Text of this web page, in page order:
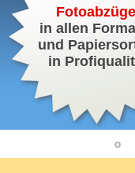
in allen
und
in